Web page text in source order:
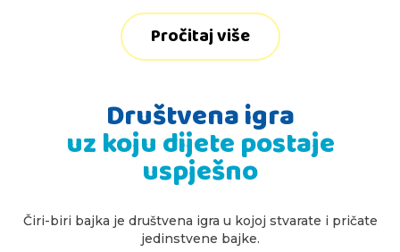
Pročitaj više
Društvena igra
uz koju dijete postaje
uspješno
Čiri-biri bajka je društvena igra u kojoj stvarate i pričate
jedinstvene bajke.